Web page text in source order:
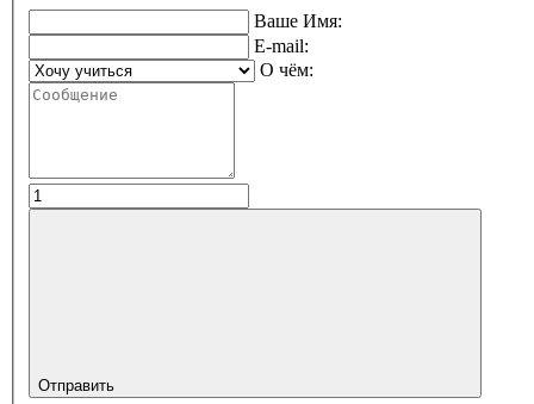
Ваше Имя:
E-mail:
О чём:
Отправить